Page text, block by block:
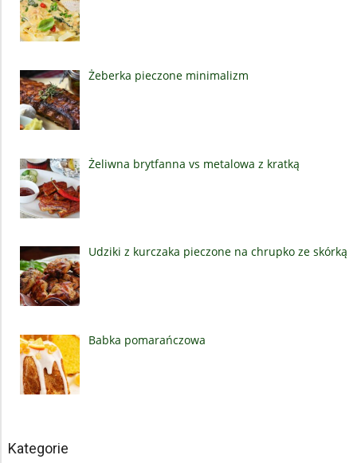
Żeberka pieczone minimalizm
Żeliwna brytfanna vs metalowa z kratką
Udziki z kurczaka pieczone na chrupko ze skórką
Babka pomarańczowa
Kategorie